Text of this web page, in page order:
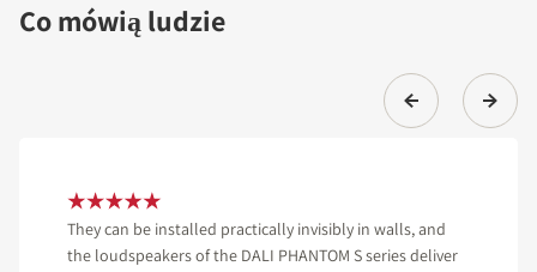
Co mówią ludzie
They can be installed practically invisibly in walls, and
the loudspeakers of the DALI PHANTOM S series deliver